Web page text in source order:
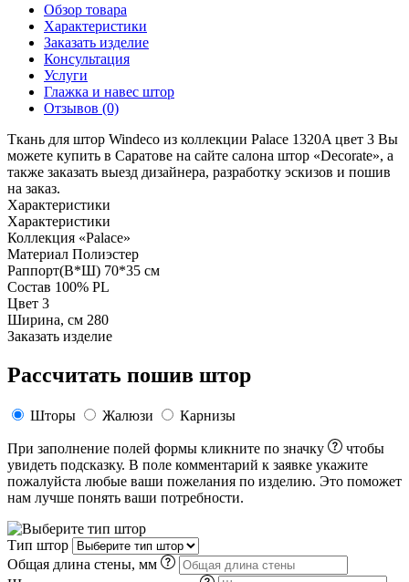
Обзор товара
Характеристики
Заказать изделие
Консультация
Услуги
Глажка и навес штор
Отзывов (0)
Ткань для штор Windeco из коллекции Palace 1320A цвет 3 Вы
можете купить в Саратове на сайте салона штор «Decorate», а
также заказать выезд дизайнера, разработку эскизов и пошив
на заказ.
Характеристики
Характеристики
Коллекция «Palace»
Материал Полиэстер
Раппорт(В*Ш) 70*35 см
Состав 100% PL
Цвет 3
Ширина, см 280
Заказать изделие
Рассчитать пошив штор
Шторы Жалюзи Карнизы
При заполнение полей формы кликните по значку
чтобы
увидеть подсказку. В поле комментарий к заявке укажите
пожалуйста любые ваши пожелания по изделию. Это поможет
нам лучше понять ваши потребности.
Тип штор
Общая длина стены, мм